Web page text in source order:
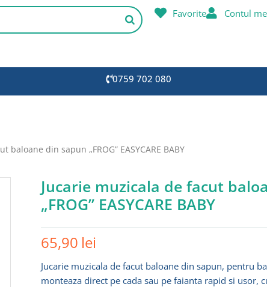
Favorite Contul
0759 702 080
baloane din sapun „FROG” EASYCARE BABY
Jucarie muzicala de facut
„FROG” EASYCARE BABY
65,90 lei
Jucarie muzicala de facut baloane din sapun, pentru
monteaza direct pe cada sau pe faianta rapid si usor,